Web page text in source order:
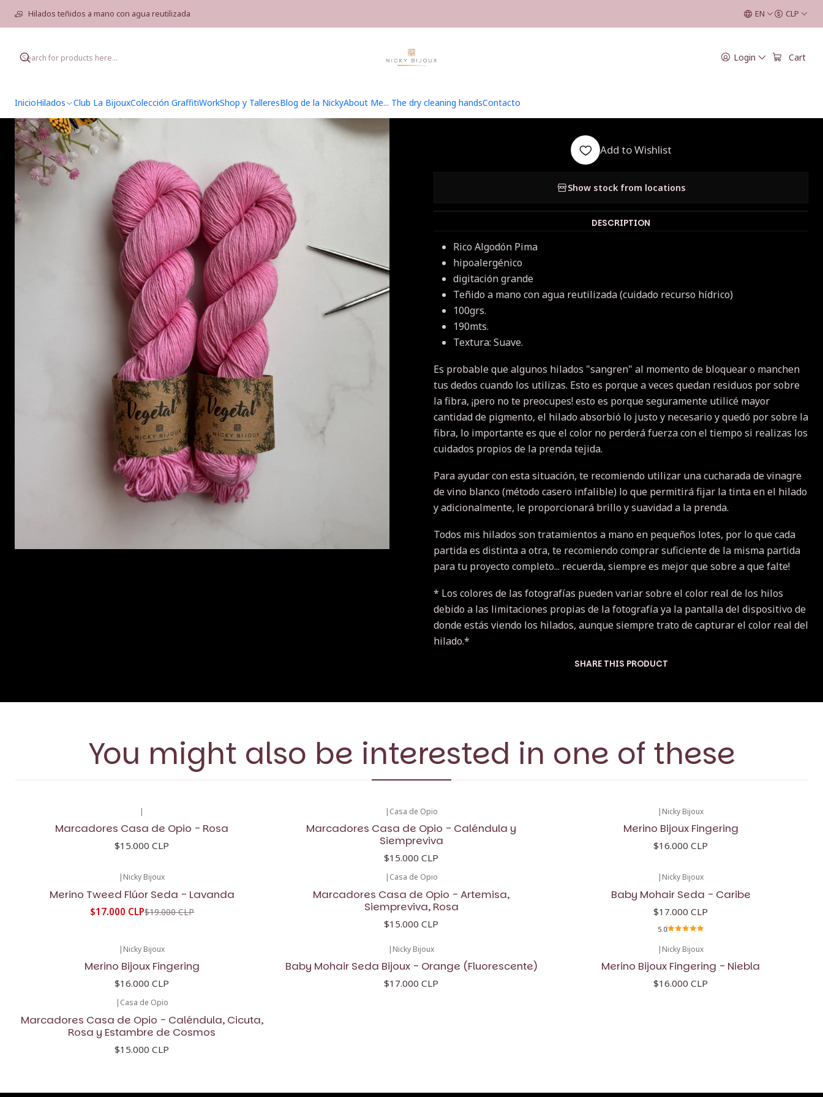
Login Cart
InicioHilados Club La BijouxColección GraffitiWorkShop y TalleresBlog de la NickyAbout Me... The dry cleaning handsContacto
Hilados teñidos a mano con agua reutilizada EN CLP
Algodón Pima Fingering
Add to Wishlist
Show stock from locations
DESCRIPTION
Rico Algodón Pima
hipoalergénico
digitación grande
Teñido a mano con agua reutilizada (cuidado recurso hídrico)
100grs.
190mts.
Textura: Suave.
Es probable que algunos hilados "sangren" al momento de bloquear o manchen
tus dedos cuando los utilizas. Esto es porque a veces quedan residuos por sobre
la fibra, ¡pero no te preocupes! esto es porque seguramente utilicé mayor
cantidad de pigmento, el hilado absorbió lo justo y necesario y quedó por sobre la
fibra, lo importante es que el color no perderá fuerza con el tiempo si realizas los
cuidados propios de la prenda tejida.
Para ayudar con esta situación, te recomiendo utilizar una cucharada de vinagre
de vino blanco (método casero infalible) lo que permitirá fijar la tinta en el hilado
y adicionalmente, le proporcionará brillo y suavidad a la prenda.
Todos mis hilados son tratamientos a mano en pequeños lotes, por lo que cada
partida es distinta a otra, te recomiendo comprar suficiente de la misma partida
para tu proyecto completo... recuerda, siempre es mejor que sobre a que falte!
* Los colores de las fotografías pueden variar sobre el color real de los hilos
debido a las limitaciones propias de la fotografía ya la pantalla del dispositivo de
donde estás viendo los hilados, aunque siempre trato de capturar el color real del
hilado.*
SHARE THIS PRODUCT
You might also be interested in one of these
|
Marcadores Casa de Opio - Rosa
$15.000 CLP
| Casa de Opio
Marcadores Casa de Opio - Caléndula y
Siempreviva
$15.000 CLP
| Nicky Bijoux
Merino Bijoux Fingering
$16.000 CLP
| Nicky Bijoux
Merino Tweed Flúor Seda - Lavanda
$17.000 CLP$19.000 CLP
| Casa de Opio
Marcadores Casa de Opio - Artemisa,
Siempreviva, Rosa
$15.000 CLP
| Nicky Bijoux
Baby Mohair Seda - Caribe
$17.000 CLP
5.0
| Nicky Bijoux
Merino Bijoux Fingering
$16.000 CLP
| Nicky Bijoux
Baby Mohair Seda Bijoux - Orange (Fluorescente)
$17.000 CLP
| Nicky Bijoux
Merino Bijoux Fingering - Niebla
$16.000 CLP
| Casa de Opio
Marcadores Casa de Opio - Caléndula, Cicuta,
Rosa y Estambre de Cosmos
$15.000 CLP